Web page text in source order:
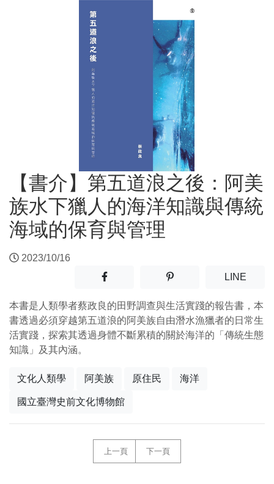
【書介】第五道浪之後：阿美
族水下獵人的海洋知識與傳統
海域的保育與管理
2023/10/16
分享至facebook(另開新視窗)
分享至噗浪(另開新視窗)
LINE(另開
本書是人類學者蔡政良的田野調查與生活實踐的報告書，本
書透過必須穿越第五道浪的阿美族自由潛水漁獵者的日常生
活實踐，探索其透過身體不斷累積的關於海洋的「傳統生態
知識」及其內涵。
文化人類學 阿美族 原住民 海洋
國立臺灣史前文化博物館
上一頁 下一頁